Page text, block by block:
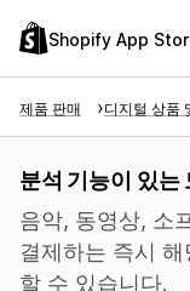
Shopify App
제품 판매 디지털 상품
분석 기능이 있는
음악, 동영상, 소
결제하는 즉시
할 수 있습니다.